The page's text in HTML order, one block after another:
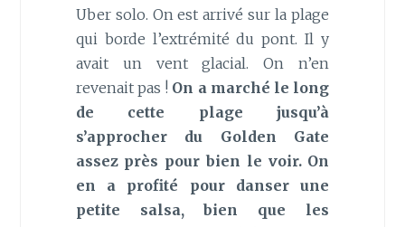
Uber solo. On est arrivé sur la plage
qui borde l’extrémité du pont. Il y
avait un vent glacial. On n’en
revenait pas ! On a marché le long
de cette plage jusqu’à
s’approcher du Golden Gate
assez près pour bien le voir. On
en a profité pour danser une
petite salsa, bien que les